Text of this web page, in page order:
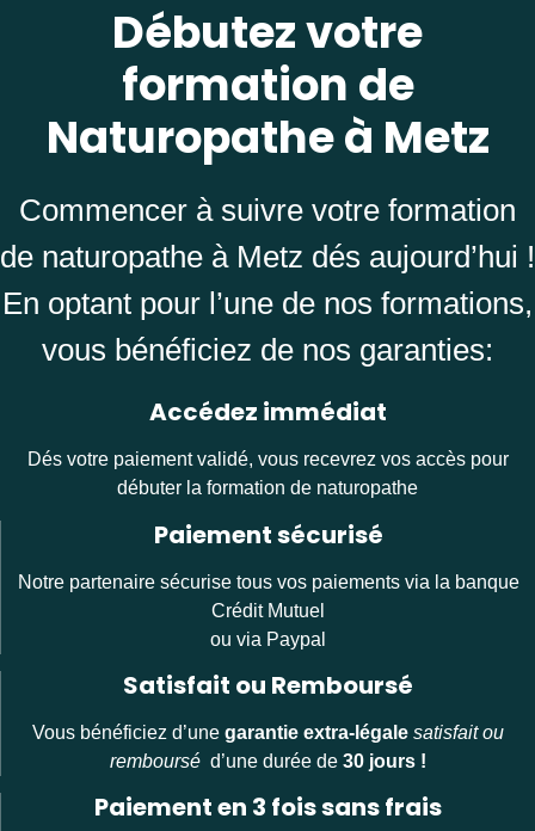
Débutez votre
formation de
Naturopathe à Metz
Commencer à suivre votre formation
de naturopathe à Metz dés aujourd’hui !
En optant pour l’une de nos formations,
vous bénéficiez de nos garanties:
Accédez immédiat
Dés votre paiement validé, vous recevrez vos accès pour
débuter la formation de naturopathe
Paiement sécurisé
Notre partenaire sécurise tous vos paiements via la banque
Crédit Mutuel
ou via Paypal
Satisfait ou Remboursé
Vous bénéficiez d’une garantie extra-légale satisfait ou
remboursé d’une durée de 30 jours !
Paiement en 3 fois sans frais